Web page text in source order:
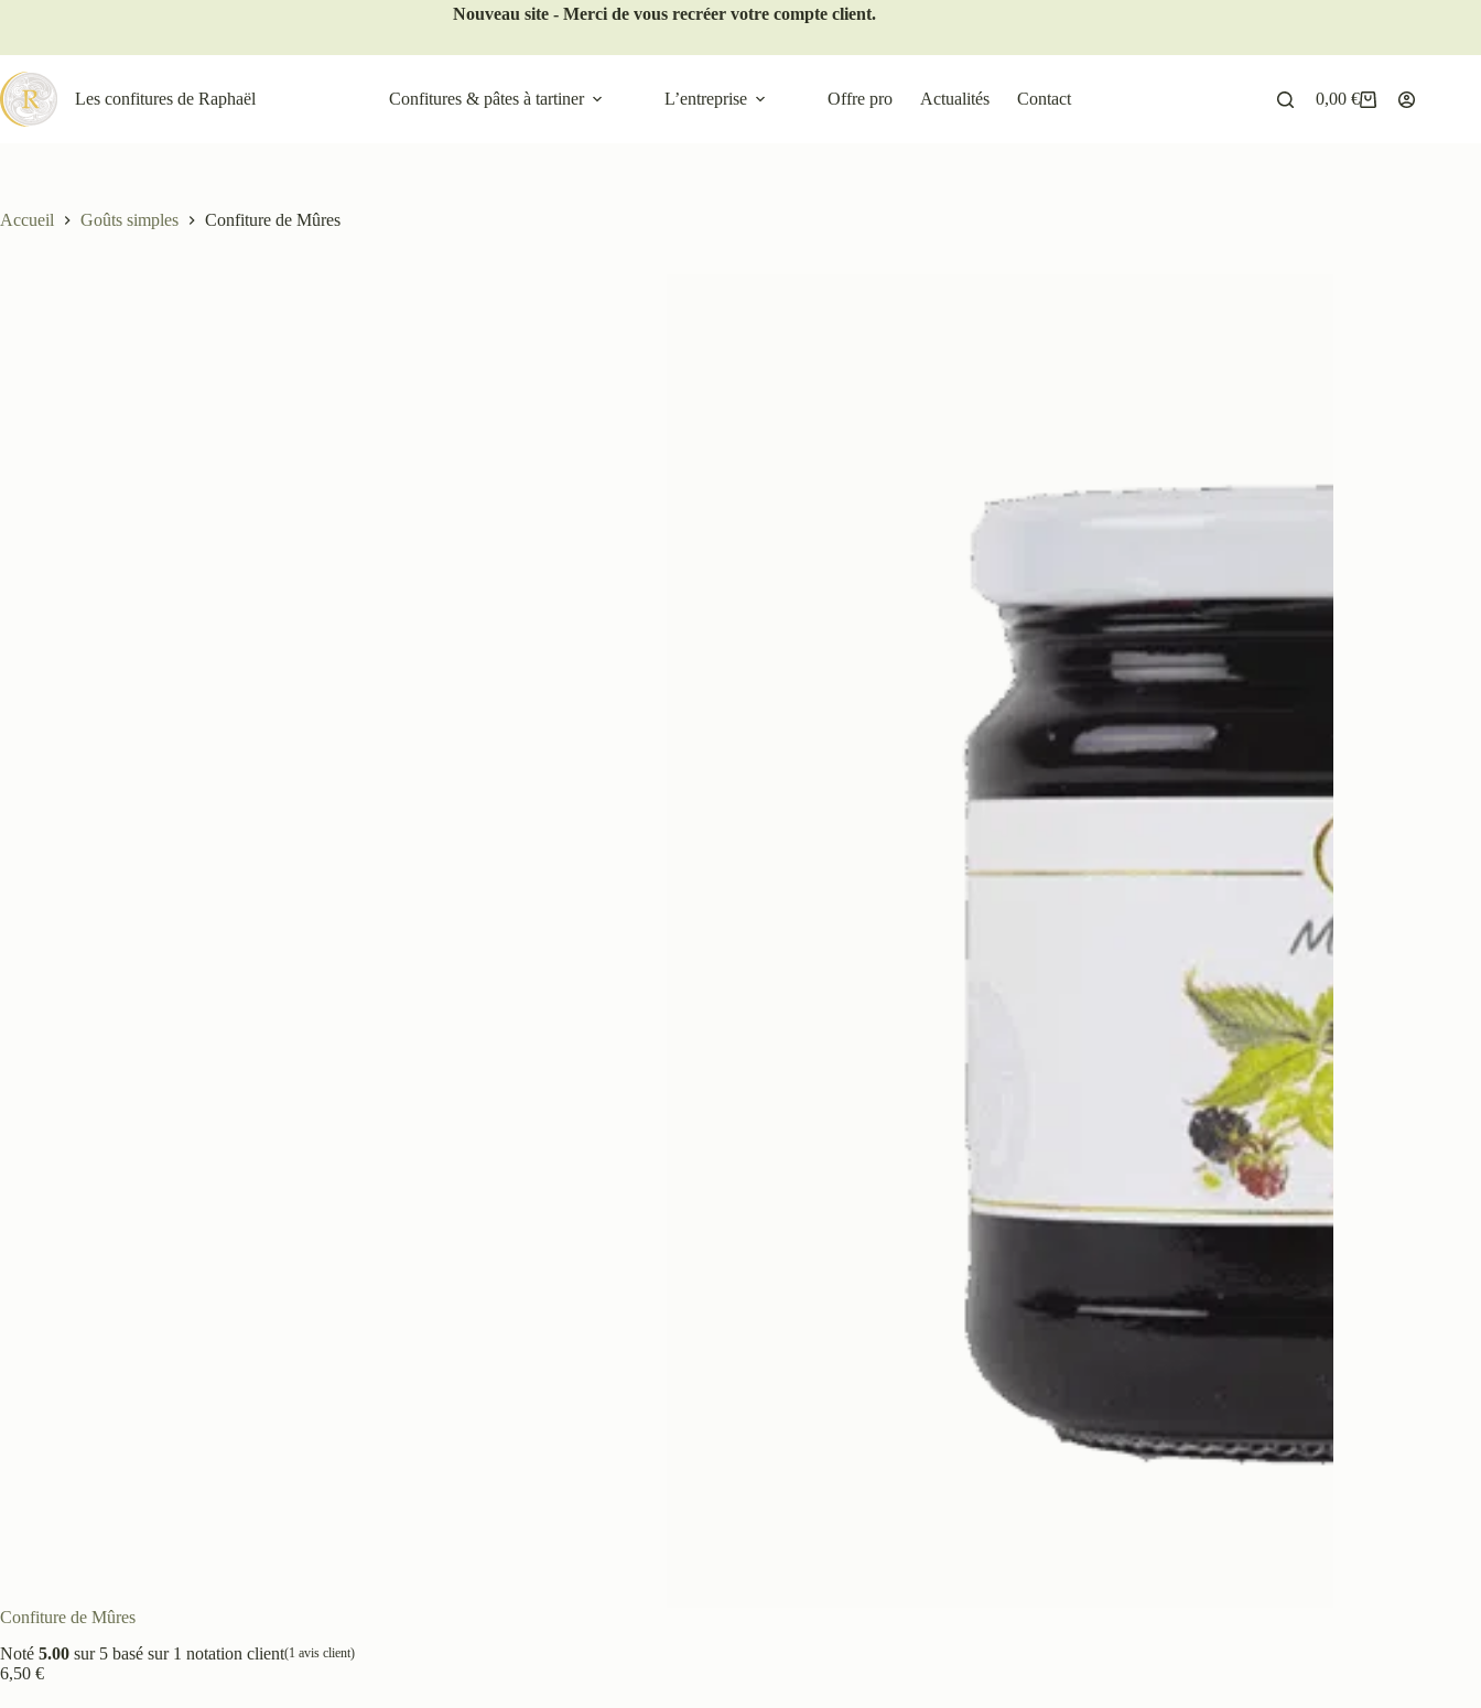
Nouveau site - Merci de vous recréer votre compte client.
Les confitures de Raphaël Confitures & pâtes à tartiner L’entreprise Offre pro Actualités Contact 0,00 €
Accueil Goûts simples Confiture de Mûres
Confiture de Mûres
Noté 5.00 sur 5 basé sur 1 notation client(1 avis client)
6,50 €